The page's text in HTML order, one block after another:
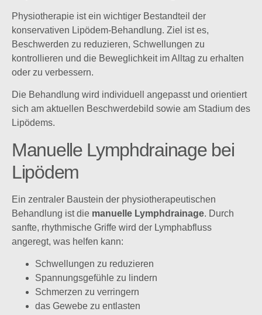
Physiotherapie ist ein wichtiger Bestandteil der
konservativen Lipödem-Behandlung. Ziel ist es,
Beschwerden zu reduzieren, Schwellungen zu
kontrollieren und die Beweglichkeit im Alltag zu erhalten
oder zu verbessern.
Die Behandlung wird individuell angepasst und orientiert
sich am aktuellen Beschwerdebild sowie am Stadium des
Lipödems.
Manuelle Lymphdrainage bei
Lipödem
Ein zentraler Baustein der physiotherapeutischen
Behandlung ist die manuelle Lymphdrainage. Durch
sanfte, rhythmische Griffe wird der Lymphabfluss
angeregt, was helfen kann:
Schwellungen zu reduzieren
Spannungsgefühle zu lindern
Schmerzen zu verringern
das Gewebe zu entlasten